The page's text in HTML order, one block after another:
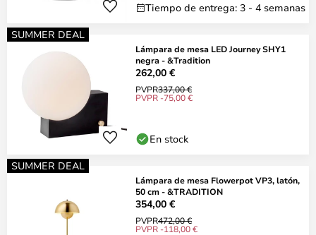
Tiempo de entrega: 3 - 4 semanas
SUMMER DEAL
Lámpara de mesa LED Journey SHY1
negra - &Tradition
262,00 €
PVPR337,00 €
PVPR -75,00 €
En stock
SUMMER DEAL
Lámpara de mesa Flowerpot VP3, latón,
50 cm - &TRADITION
354,00 €
PVPR472,00 €
PVPR -118,00 €